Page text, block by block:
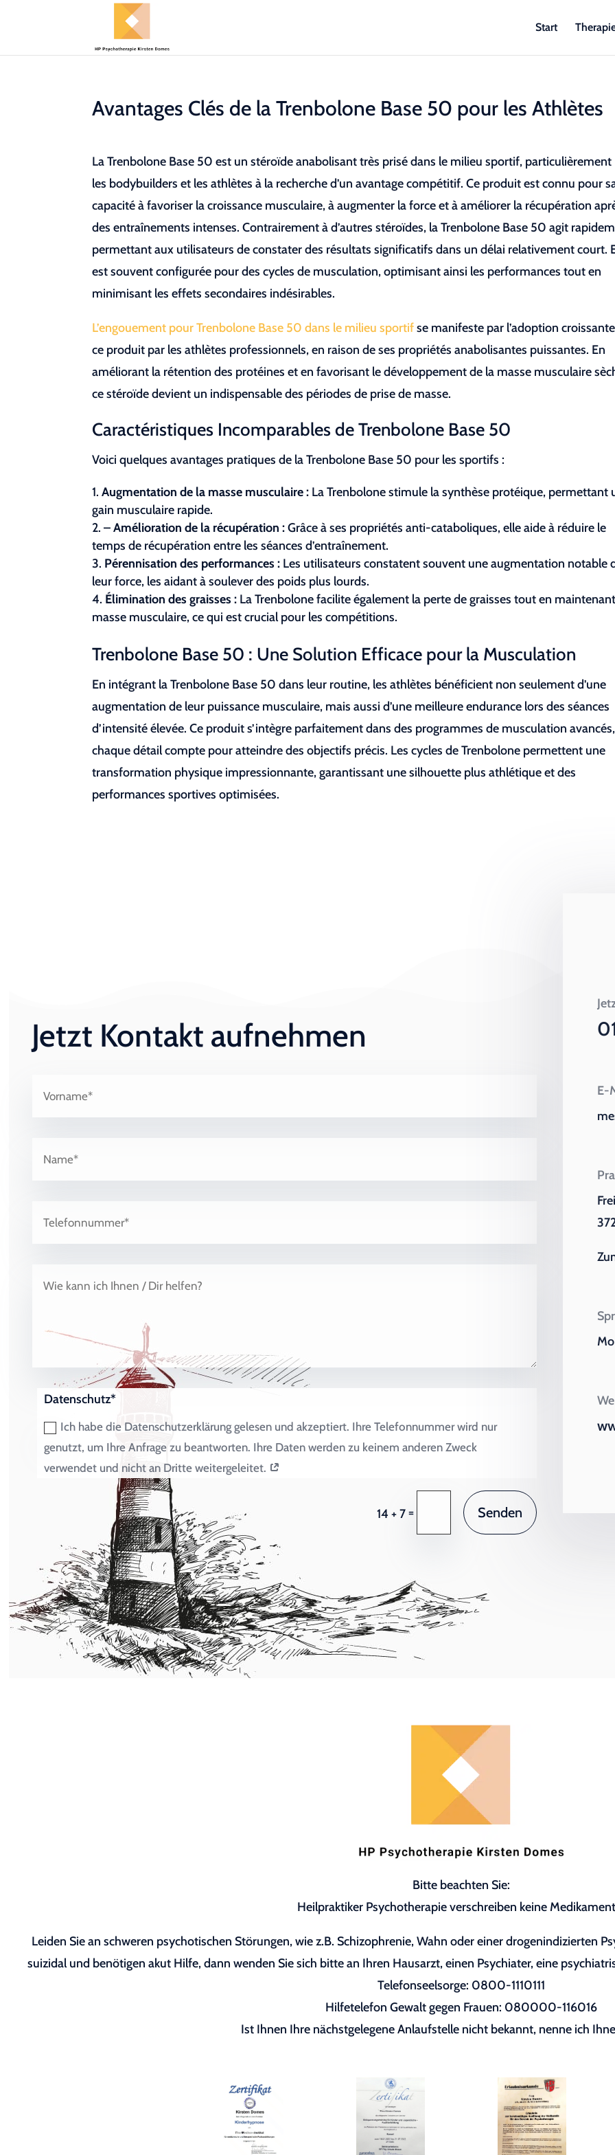
Start
Avantages Clés de la Trenbolone Base 50 pour les Athlètes
La Trenbolone Base 50 est un stéroïde anabolisant très prisé dans le milieu sportif, particulièrement
les bodybuilders et les athlètes à la recherche d’un avantage compétitif. Ce produit est connu pour
capacité à favoriser la croissance musculaire, à augmenter la force et à améliorer la récupération
des entraînements intenses. Contrairement à d’autres stéroïdes, la Trenbolone Base 50 agit
permettant aux utilisateurs de constater des résultats significatifs dans un délai relativement court.
est souvent configurée pour des cycles de musculation, optimisant ainsi les performances tout en
minimisant les effets secondaires indésirables.
L’engouement pour Trenbolone Base 50 dans le milieu sportifse manifeste par l’adoption
ce produit par les athlètes professionnels, en raison de ses propriétés anabolisantes puissantes. En
améliorant la rétention des protéines et en favorisant le développement de la masse musculaire
ce stéroïde devient un indispensable des périodes de prise de masse.
Caractéristiques Incomparables de Trenbolone Base 50
Voici quelques avantages pratiques de la Trenbolone Base 50 pour les sportifs :
Augmentation de la masse musculaire : La Trenbolone stimule la synthèse protéique, permettant
gain musculaire rapide.
– Amélioration de la récupération :Grâce à ses propriétés anti-cataboliques, elle aide à réduire le
temps de récupération entre les séances d’entraînement.
Pérennisation des performances : Les utilisateurs constatent souvent une augmentation notable
leur force, les aidant à soulever des poids plus lourds.
Élimination des graisses : La Trenbolone facilite également la perte de graisses tout en
masse musculaire, ce qui est crucial pour les compétitions.
Trenbolone Base 50 : Une Solution Efficace pour la Musculation
En intégrant la Trenbolone Base 50 dans leur routine, les athlètes bénéficient non seulement d’une
augmentation de leur puissance musculaire, mais aussi d’une meilleure endurance lors des séances
d’intensité élevée. Ce produit s’intègre parfaitement dans des programmes de musculation
chaque détail compte pour atteindre des objectifs précis. Les cycles de Trenbolone permettent une
transformation physique impressionnante, garantissant une silhouette plus athlétique et des
performances sportives optimisées.
Jetzt Kontakt aufnehmen
Datenschutz*
Ich habe die Datenschutzerklärung gelesen und akzeptiert. Ihre Telefonnummer wird nur
genutzt, um Ihre Anfrage zu beantworten. Ihre Daten werden zu keinem anderen Zweck
verwendet und nicht an Dritte weitergeleitet.
14 + 7= Senden
E-
Bitte beachten Sie:
Heilpraktiker Psychotherapie verschreiben keine
Leiden Sie an schweren psychotischen Störungen, wie z.B. Schizophrenie, Wahn oder einer drogenindizierten
suizidal und benötigen akut Hilfe, dann wenden Sie sich bitte an Ihren Hausarzt, einen Psychiater, eine
Telefonseelsorge: 0800-1110111
Hilfetelefon Gewalt gegen Frauen: 080000-116016
Ist Ihnen Ihre nächstgelegene Anlaufstelle nicht bekannt, nenne ich